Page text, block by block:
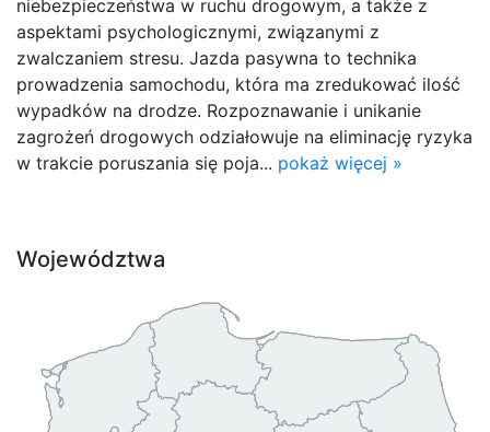
niebezpieczeństwa w ruchu drogowym, a także z
aspektami psychologicznymi, związanymi z
zwalczaniem stresu. Jazda pasywna to technika
prowadzenia samochodu, która ma zredukować ilość
wypadków na drodze. Rozpoznawanie i unikanie
zagrożeń drogowych odziałowuje na eliminację ryzyka
w trakcie poruszania się poja... pokaż więcej »
Województwa